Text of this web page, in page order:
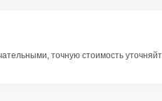
точную стоимость